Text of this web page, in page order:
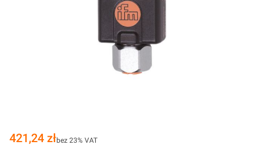
Cena
421,24 złbez 23% VAT